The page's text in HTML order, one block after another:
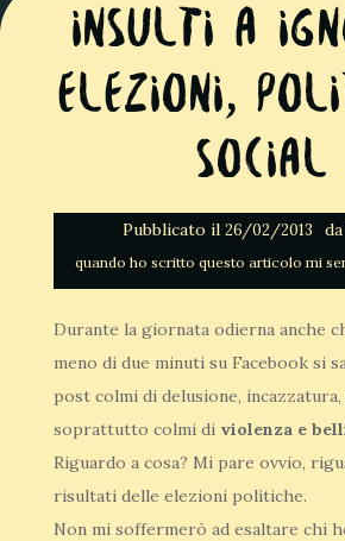
Insulti a
Elezioni,
Social
Pubblicato il 26/02/2013 da
Durante la giornata odierna anche
meno di due minuti su Facebook si
post colmi di delusione,
soprattutto colmi di violenza e
Riguardo a cosa? Mi pare ovvio,
risultati delle elezioni politiche.
Non mi soffermerò ad esaltare chi